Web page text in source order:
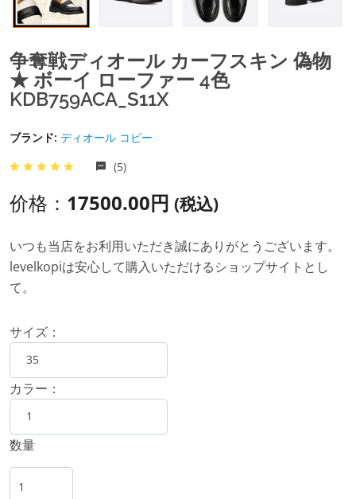
争奪戦ディオール カーフスキン 偽物
★ ボーイ ローファー 4色
KDB759ACA_S11X​
ブランド: ディオール コピー
(5)
价格： 17500.00円 (税込)
いつも当店をお利用いただき誠にありがとうございます。
levelkopiは安心して購入いただけるショップサイトとし
て。
サイズ：
カラー：
数量